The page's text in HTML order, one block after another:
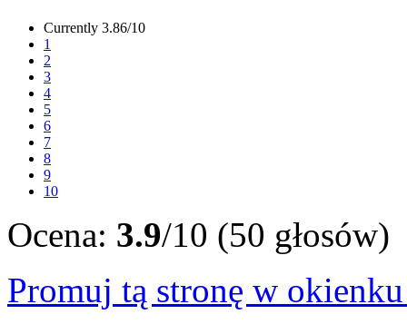
Currently 3.86/10
1
2
3
4
5
6
7
8
9
10
Ocena: 3.9/10 (50 głosów)
Promuj tą stronę w